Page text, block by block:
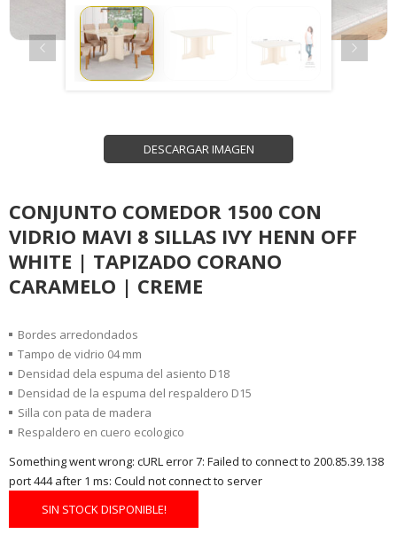
DESCARGAR IMAGEN
CONJUNTO COMEDOR 1500 CON
VIDRIO MAVI 8 SILLAS IVY HENN OFF
WHITE | TAPIZADO CORANO
CARAMELO | CREME
Bordes arredondados
Tampo de vidrio 04 mm
Densidad dela espuma del asiento D18
Densidad de la espuma del respaldero D15
Silla con pata de madera
Respaldero en cuero ecologico
Something went wrong: cURL error 7: Failed to connect to 200.85.39.138
port 444 after 1 ms: Could not connect to server
SIN STOCK DISPONIBLE!